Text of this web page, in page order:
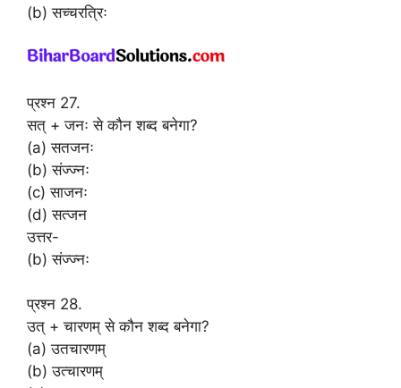
(b) सच्चरत्रिः
प्रश्न 27.
सत् + जनः से कौन शब्द बनेगा?
(a) सतजनः
(b) संज्ज्नः
(c) साजनः
(d) सत्जन
उत्तर-
(b) संज्ज्नः
प्रश्न 28.
उत् + चारणम् से कौन शब्द बनेगा?
(a) उतचारणम्
(b) उत्चारणम्